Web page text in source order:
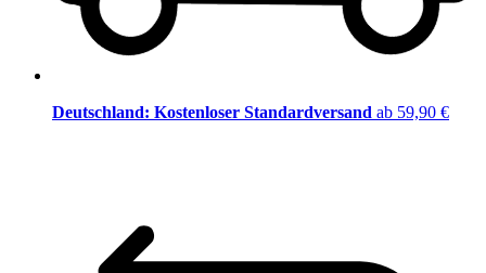
Deutschland: Kostenloser Standardversand ab 59,90 €